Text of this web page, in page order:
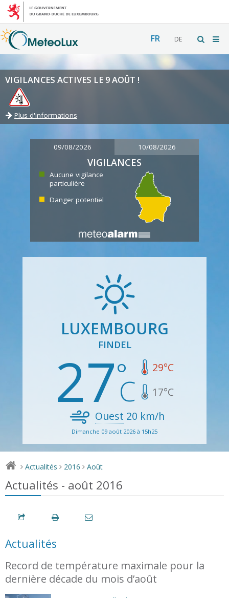
FR DE
VIGILANCES ACTIVES LE 9 AOÛT !
Plus d'informations
09/08/2026 10/08/2026
VIGILANCES
Aucune vigilance
particulière
Danger potentiel
LUXEMBOURG
FINDEL
27 29°C
17°C
Ouest 20 km/h
Dimanche 09 août 2026 à 15h25
> Actualités > 2016 > Août
Actualités - août 2016
Actualités
Record de température maximale pour la
dernière décade du mois d’août